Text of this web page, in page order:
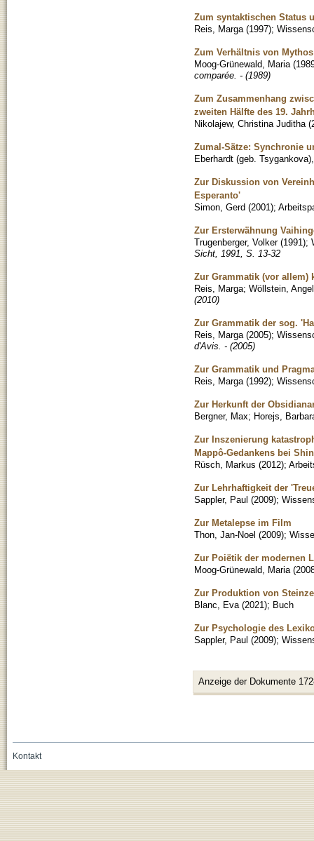
Zum syntaktischen Status
Reis, Marga (1997);
Zum Verhältnis von
Moog-Grünewald, Maria (
comparée. - (1989)
Zum Zusammenhang
zweiten Hälfte des 19.
Nikolajew, Christina Juditha (
Zumal-Sätze: Synchronie
Eberhardt (geb.
Zur Diskussion von
Esperanto'
Simon, Gerd (2001);
Zur Ersterwähnung
Trugenberger, Volker (1991);
Sicht, 1991, S. 13-32
Zur Grammatik (vor allem)
Reis, Marga; Wöllstein,
(2010)
Zur Grammatik der sog.
Reis, Marga (2005);
d'Avis. - (2005)
Zur Grammatik und
Reis, Marga (1992);
Zur Herkunft der
Bergner, Max; Horejs,
Zur Inszenierung
Mappô-Gedankens bei
Rüsch, Markus (2012);
Zur Lehrhaftigkeit der
Sappler, Paul (2009);
Zur Metalepse im Film
Thon, Jan-Noel (2009);
Zur Poiëtik der modernen
Moog-Grünewald, Maria (
Zur Produktion von
Blanc, Eva (2021); Buch
Zur Psychologie des
Sappler, Paul (2009);
Anzeige der Dokumente
Kontakt